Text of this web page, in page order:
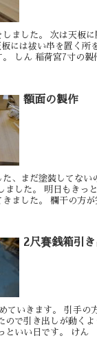
ました。 次は天板
には祓い串を置く所
。 しん 稲荷宮7寸の
額面の製作
、まだ塗装してない
ました。 明日もきっ
ました。 欄干の方
2尺賽銭箱引き
ていきます。 引手の
ので引き出しが動く
といい日です。 けん